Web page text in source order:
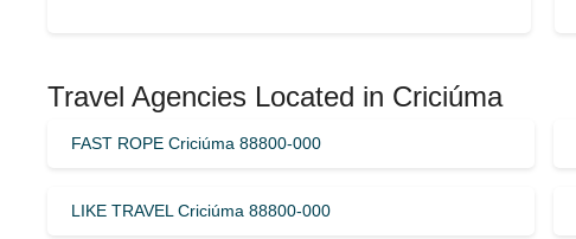
Travel Agencies Located in Criciúma
FAST ROPE Criciúma 88800-000
LIKE TRAVEL Criciúma 88800-000